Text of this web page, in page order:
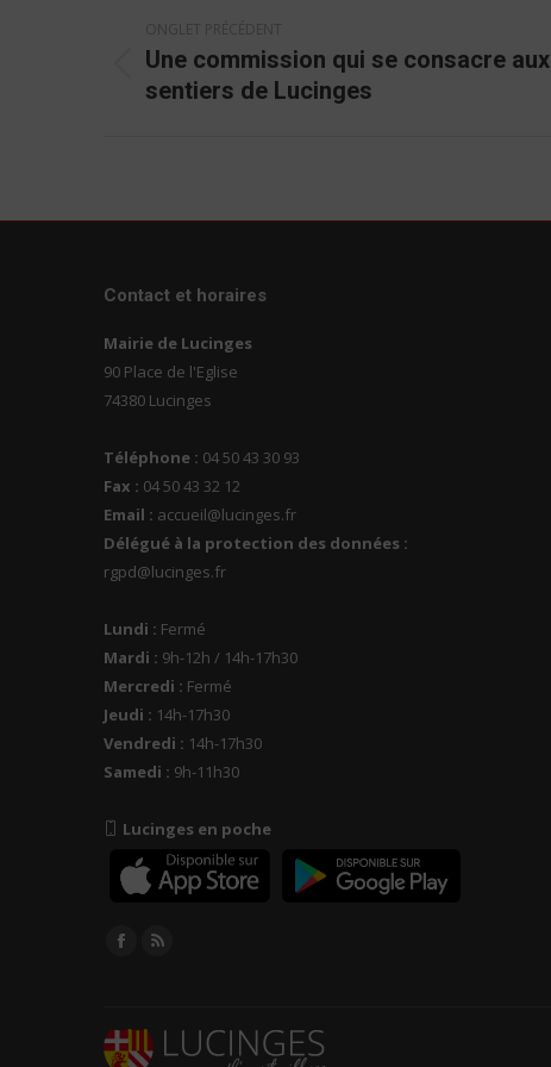
commentaire
Onglet
Une commission qui se consacre aux
sentiers de Lucinges
Contact et horaires
Mairie de Lucinges
90 Place de l'Eglise
74380 Lucinges
Téléphone : 04 50 43 30 93
Fax : 04 50 43 32 12
Email : accueil@lucinges.fr
Délégué à la protection des données :
rgpd@lucinges.fr
Lundi : Fermé
Mardi : 9h-12h / 14h-17h30
Mercredi : Fermé
Jeudi : 14h-17h30
Vendredi : 14h-17h30
Samedi : 9h-11h30
Lucinges en poche
Trouvez nous sur :
Facebook
in
RSS